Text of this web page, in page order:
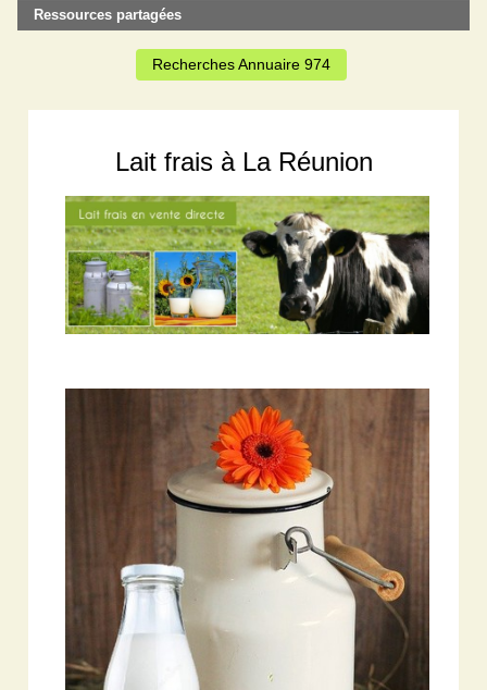
Ressources partagées
Recherches Annuaire 974
Lait frais à La Réunion